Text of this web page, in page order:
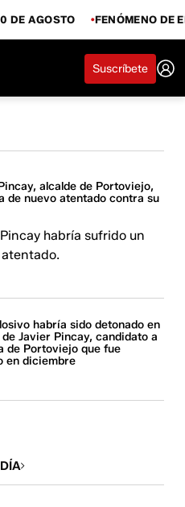
DE AGOSTO FENÓMENO DE
Suscríbete
alcalde de Portoviejo,
de nuevo atentado contra su
habría sufrido un
atentado.
habría sido detonado en
de Javier Pincay, candidato a
de Portoviejo que fue
en diciembre